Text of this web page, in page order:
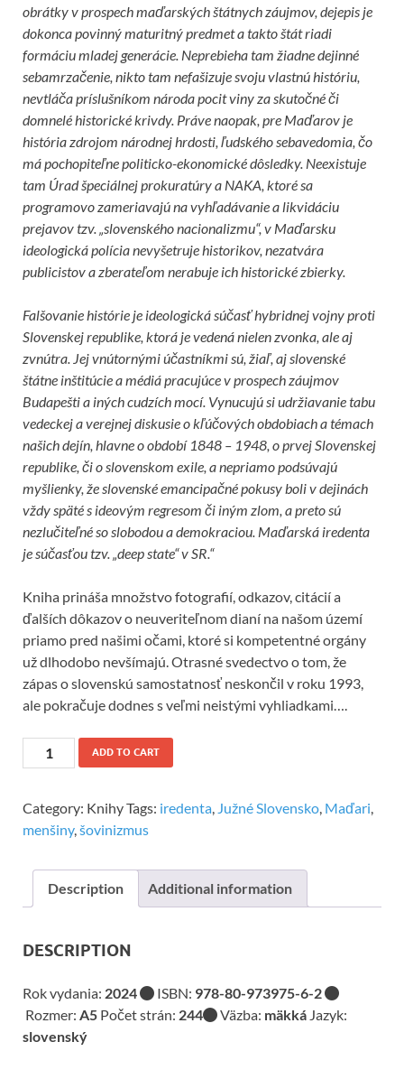
obrátky v prospech maďarských štátnych záujmov, dejepis je
dokonca povinný maturitný predmet a takto štát riadi
formáciu mladej generácie. Neprebieha tam žiadne dejinné
sebamrzačenie, nikto tam nefašizuje svoju vlastnú históriu,
nevtláča príslušníkom národa pocit viny za skutočné či
domnelé historické krivdy. Práve naopak, pre Maďarov je
história zdrojom národnej hrdosti, ľudského sebavedomia, čo
má pochopiteľne politicko-ekonomické dôsledky. Neexistuje
tam Úrad špeciálnej prokuratúry a NAKA, ktoré sa
programovo zameriavajú na vyhľadávanie a likvidáciu
prejavov tzv. „slovenského nacionalizmu“, v Maďarsku
ideologická polícia nevyšetruje historikov, nezatvára
publicistov a zberateľom nerabuje ich historické zbierky.
Falšovanie histórie je ideologická súčasť hybridnej vojny proti
Slovenskej republike, ktorá je vedená nielen zvonka, ale aj
zvnútra. Jej vnútornými účastníkmi sú, žiaľ, aj slovenské
štátne inštitúcie a médiá pracujúce v prospech záujmov
Budapešti a iných cudzích mocí. Vynucujú si udržiavanie tabu
vedeckej a verejnej diskusie o kľúčových obdobiach a témach
našich dejín, hlavne o období 1848 – 1948, o prvej Slovenskej
republike, či o slovenskom exile, a nepriamo podsúvajú
myšlienky, že slovenské emancipačné pokusy boli v dejinách
vždy späté s ideovým regresom či iným zlom, a preto sú
nezlučiteľné so slobodou a demokraciou. Maďarská iredenta
je súčasťou tzv. „deep state“ v SR.“
Kniha prináša množstvo fotografií, odkazov, citácií a
ďalších dôkazov o neuveriteľnom dianí na našom území
priamo pred našimi očami, ktoré si kompetentné orgány
už dlhodobo nevšímajú. Otrasné svedectvo o tom, že
zápas o slovenskú samostatnosť neskončil v roku 1993,
ale pokračuje dodnes s veľmi neistými vyhliadkami….
ADD TO CART
Category: KnihyTags: iredenta, Južné Slovensko, Maďari,
menšiny,šovinizmus
Description Additional information
DESCRIPTION
Rok vydania: 2024 ISBN: 978-80-973975-6-2
Rozmer: A5 Počet strán: 244 Väzba: mäkká Jazyk:
slovenský